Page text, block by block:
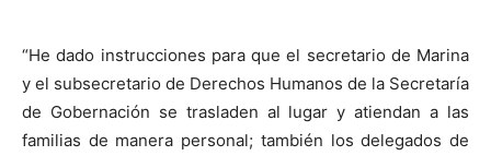
“He dado instrucciones para que el secretario de Marina
y el subsecretario de Derechos Humanos de la Secretaría
de Gobernación se trasladen al lugar y atiendan a las
familias de manera personal; también los delegados de